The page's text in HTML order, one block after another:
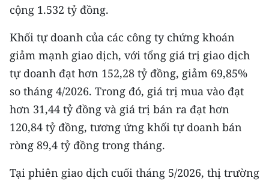
Media Pháp luật
Media Du lịch
Media Thế giới
Media Thể thao
Media Giáo dục
Media Y tế
Media Khoa học - Công nghệ
cộng 1.532 tỷ đồng.
Khối tự doanh của các công ty chứng khoán
giảm mạnh giao dịch, với tổng giá trị giao dịch
tự doanh đạt hơn 152,28 tỷ đồng, giảm 69,85%
so tháng 4/2026. Trong đó, giá trị mua vào đạt
hơn 31,44 tỷ đồng và giá trị bán ra đạt hơn
120,84 tỷ đồng, tương ứng khối tự doanh bán
ròng 89,4 tỷ đồng trong tháng.
Tại phiên giao dịch cuối tháng 5/2026, thị trường